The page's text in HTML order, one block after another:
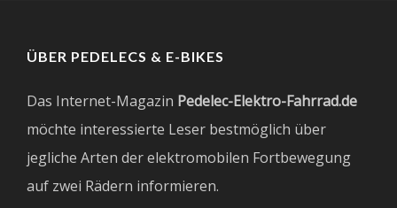
ÜBER PEDELECS & E-BIKES
Das Internet-Magazin Pedelec-Elektro-Fahrrad.de
möchte interessierte Leser bestmöglich über
jegliche Arten der elektromobilen Fortbewegung
auf zwei Rädern informieren.